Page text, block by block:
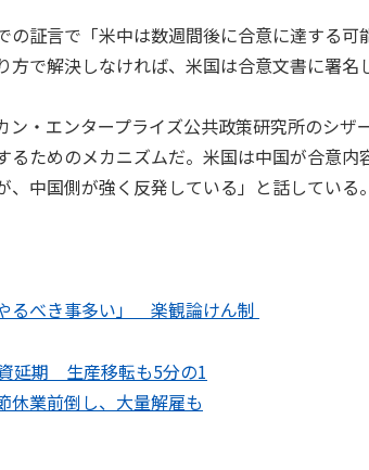
証言で「米中は数週間後に合意に達する可
で解決しなければ、米国は合意文書に署名
・エンタープライズ公共政策研究所のシザ
るためのメカニズムだ。米国は中国が合意内
中国側が強く反発している」と話している。
るべき事多い」 楽観論けん制
延期 生産移転も5分の1
業前倒し、大量解雇も